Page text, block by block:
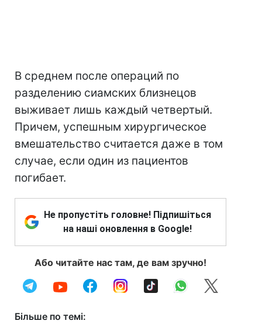
В среднем после операций по
разделению сиамских близнецов
выживает лишь каждый четвертый.
Причем, успешным хирургическое
вмешательство считается даже в том
случае, если один из пациентов
погибает.
Не пропустіть головне! Підпишіться
на наші оновлення в Google!
Або читайте нас там, де вам зручно!
Більше по темі: